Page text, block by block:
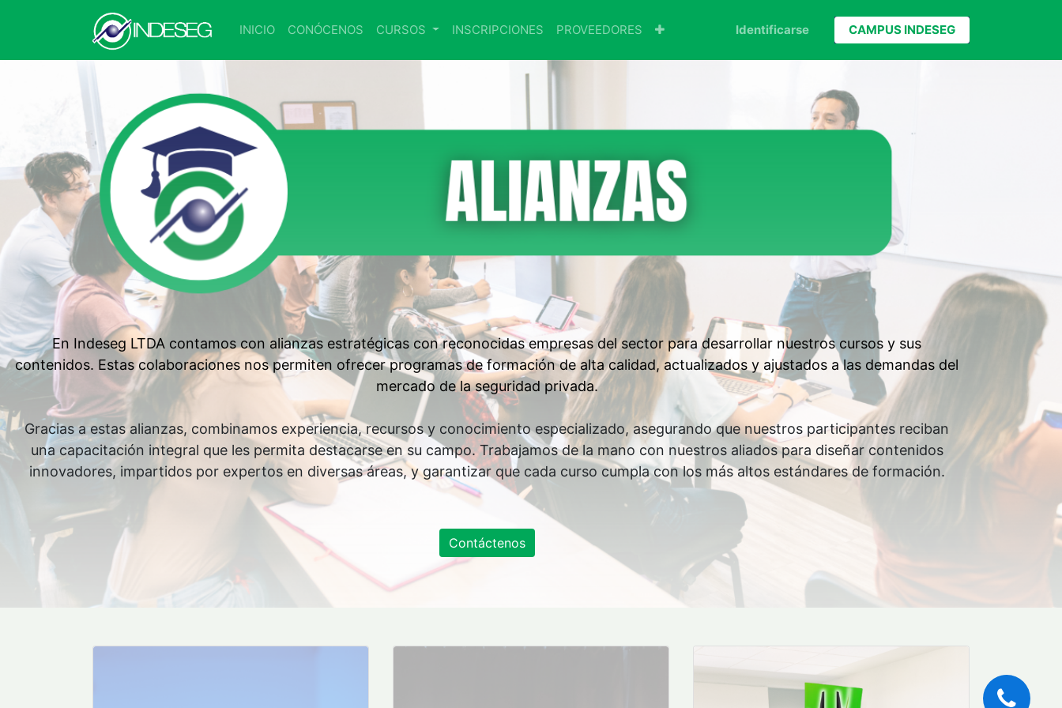
INICIO CONÓCENOS CURSOS INSCRIPCIONES PROVEEDORES Identificarse CAMPUS INDESEG
En Indeseg LTDA contamos con alianzas estratégicas con reconocidas empresas del sector para desarrollar nuestros cursos y sus
contenidos. Estas colaboraciones nos permiten ofrecer programas de formación de alta calidad, actualizados y ajustados a las demandas del
mercado de la seguridad privada.
Gracias a estas alianzas, combinamos experiencia, recursos y conocimiento especializado, asegurando que nuestros participantes reciban
una capacitación integral que les permita destacarse en su campo. Trabajamos de la mano con nuestros aliados para diseñar contenidos
innovadores, impartidos por expertos en diversas áreas, y garantizar que cada curso cumpla con los más altos estándares de formación.
Contáctenos